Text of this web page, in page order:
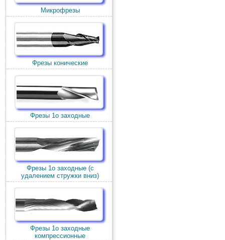
Микрофрезы
Фрезы конические
Фрезы 1о заходные
Фрезы 1о заходные (c
удалением стружки вниз)
Фрезы 1о заходные
компрессионные